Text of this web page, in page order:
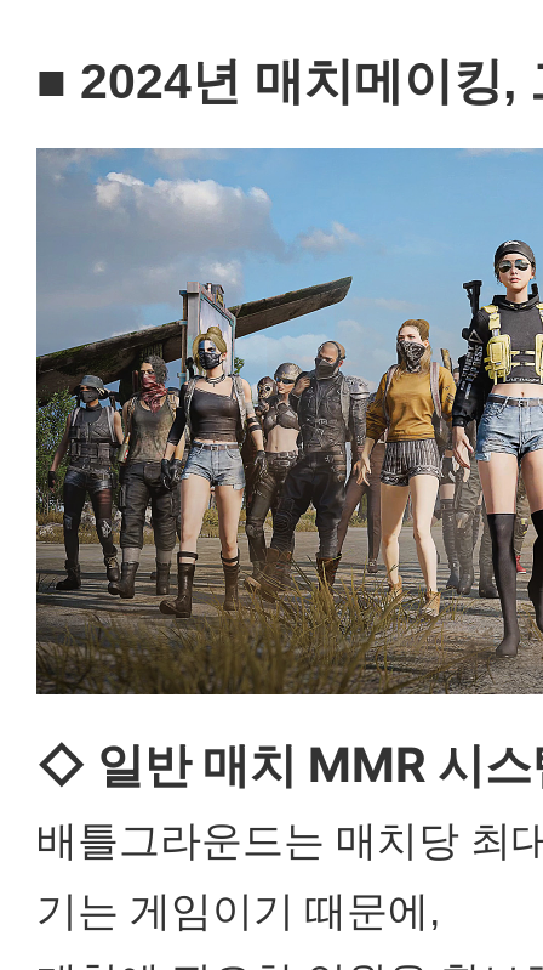
■ 2024년 매치메이킹,
◇ 일반 매치 MMR 시스
배틀그라운드는 매치당 최
기는 게임이기 때문에,